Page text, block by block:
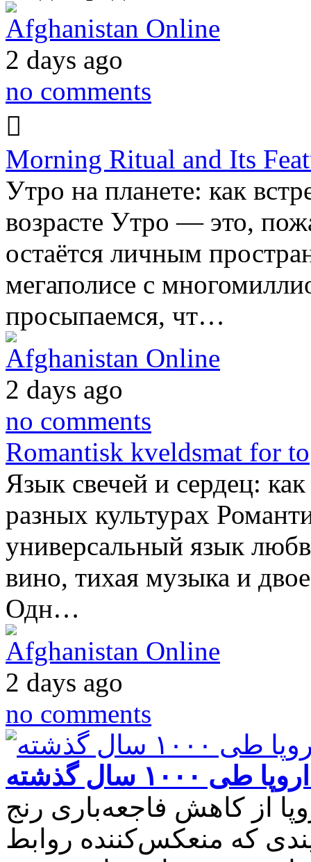
Afghanistan Online
2 days ago
no comments
Morning Ritual and Its
Утро на планете: как
возрасте Утро — это,
остаётся личным
мегаполисе с
просыпаемся, чт…
Afghanistan Online
2 days ago
no comments
Romantisk kveldsmat for to
Язык свечей и сердец:
разных культурах
универсальный язык
вино, тихая музыка и
Одн…
Afghanistan Online
2 days ago
no comments
سال گذشته
از کاهش فاجعه‌باری رنج
که منعکس‌کننده روابط